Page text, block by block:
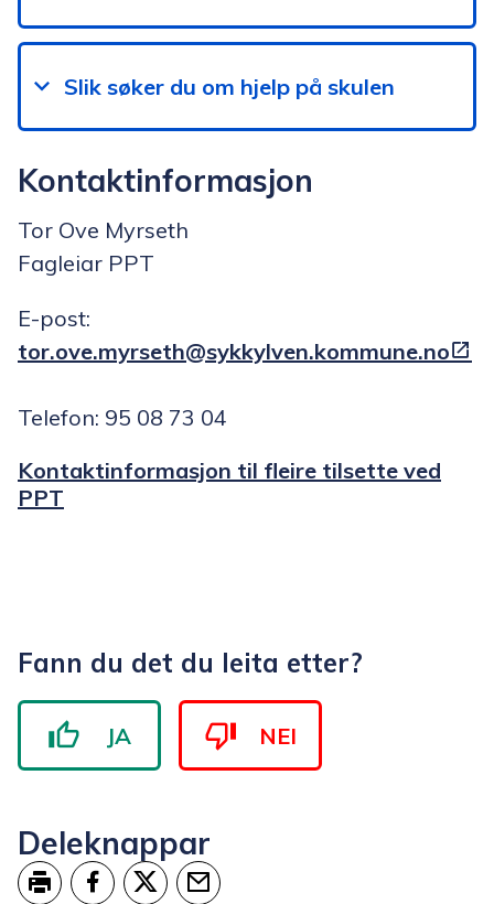
Slik søker du om hjelp på skulen
Kontaktinformasjon
Tor Ove Myrseth
Fagleiar PPT
E-post:
tor.ove.myrseth@sykkylven.kommune.no
Telefon: 95 08 73 04
Kontaktinformasjon til fleire tilsette ved
PPT
Fann du det du leita etter?
JA NEI
Deleknappar